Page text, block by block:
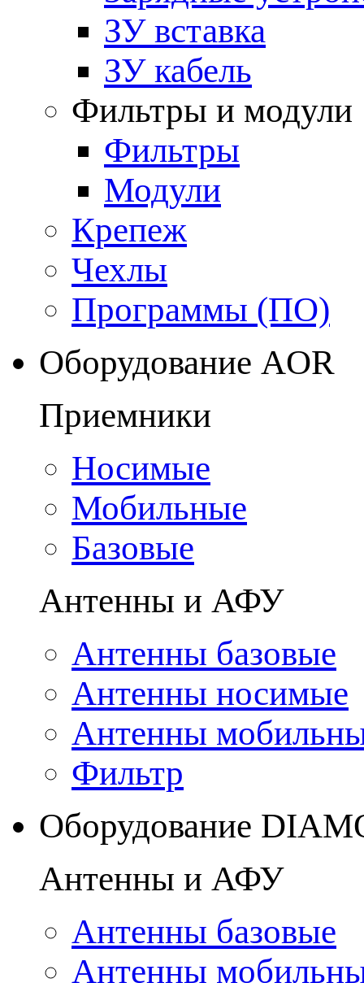
ЗУ вставка
ЗУ кабель
Фильтры и модули
Фильтры
Модули
Крепеж
Чехлы
Программы (ПО)
Оборудование AOR
Приемники
Носимые
Мобильные
Базовые
Антенны и АФУ
Антенны базовые
Антенны носимые
Антенны
Фильтр
Оборудование
Антенны и АФУ
Антенны базовые
Антенны